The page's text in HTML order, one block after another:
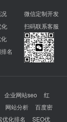
化
名
微信定制开发
扫码联系客服
企业网站seo
红
网站分析
百度密
优化排名 SEO优